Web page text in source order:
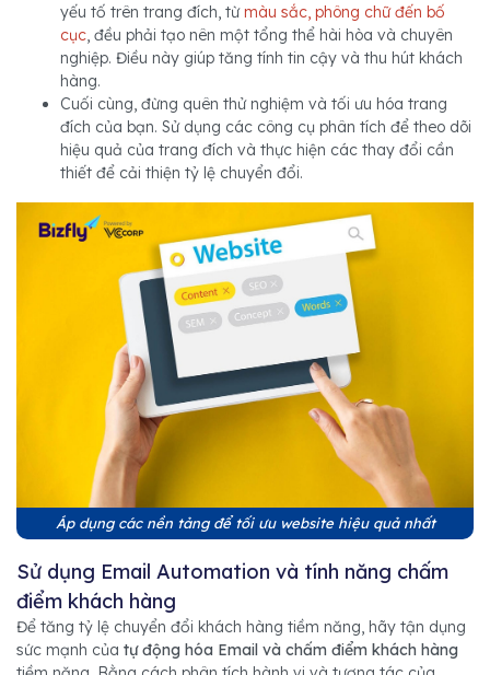
yếu tố trên trang đích, từmàu sắc, phông chữ đến bố
cục, đều phải tạo nên một tổng thể hài hòa và chuyên
nghiệp. Điều này giúp tăng tính tin cậy và thu hút khách
hàng.
Cuối cùng, đừng quên thử nghiệm và tối ưu hóa trang
đích của bạn. Sử dụng các công cụ phân tích để theo dõi
hiệu quả của trang đích và thực hiện các thay đổi cần
thiết để cải thiện tỷ lệ chuyển đổi.
Áp dụng các nền tảng để tối ưu website hiệu quả nhất
Sử dụng Email Automation và tính năng chấm
điểm khách hàng
Để tăng tỷ lệ chuyển đổi khách hàng tiềm năng, hãy tận dụng
sức mạnh của tự động hóa Email và chấm điểm khách hàng